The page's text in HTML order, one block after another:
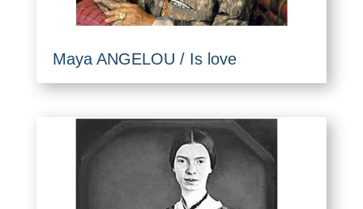
Maya ANGELOU / Is love